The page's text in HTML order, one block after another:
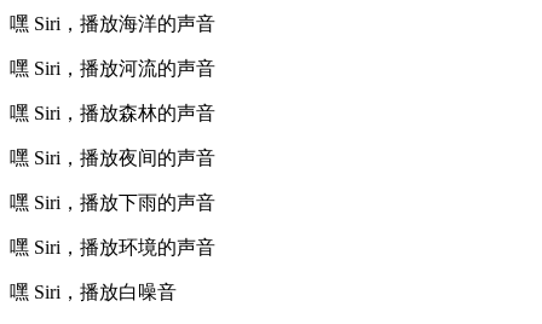
嘿 Siri，播放海洋的声音
嘿 Siri，播放河流的声音
嘿 Siri，播放森林的声音
嘿 Siri，播放夜间的声音
嘿 Siri，播放下雨的声音
嘿 Siri，播放环境的声音
嘿 Siri，播放白噪音